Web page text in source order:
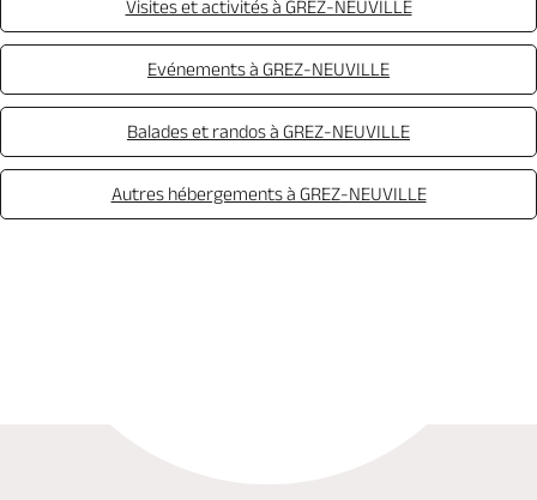
Visites et activités à GREZ-NEUVILLE
Evénements à GREZ-NEUVILLE
Balades et randos à GREZ-NEUVILLE
Autres hébergements à GREZ-NEUVILLE